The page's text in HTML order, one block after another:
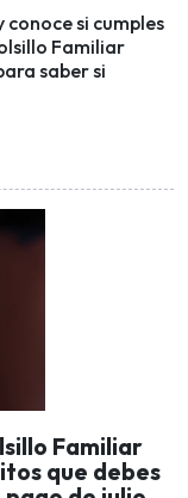
si cumples
Familiar
saber si
Familiar
que debes